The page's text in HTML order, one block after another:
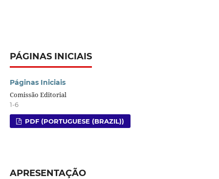
PÁGINAS INICIAIS
Páginas Iniciais
Comissão Editorial
1-6
PDF (PORTUGUESE (BRAZIL))
APRESENTAÇÃO